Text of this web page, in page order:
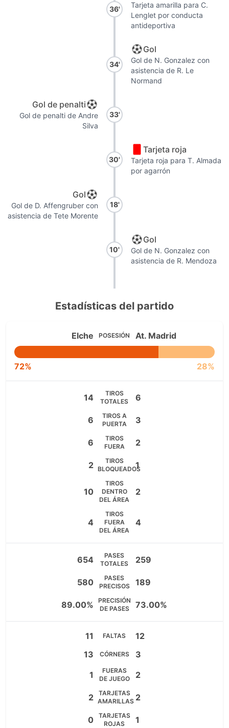
36'
Tarjeta amarilla para C.
Lenglet por conducta
antideportiva
34'
Gol
Gol de N. Gonzalez con
asistencia de R. Le
Normand
Gol de penalti
Gol de penalti de Andre
Silva
33'
30'
Tarjeta roja
Tarjeta roja para T. Almada
por agarrón
Gol
Gol de D. Affengruber con
asistencia de Tete Morente
18'
10'
Gol
Gol de N. Gonzalez con
asistencia de R. Mendoza
Estadísticas del partido
Elche POSESIÓN At. Madrid
72% 28%
14
TIROS
TOTALES
6
6
TIROS A
PUERTA
3
6
TIROS
FUERA
2
2
TIROS
BLOQUEADOS
1
10
TIROS
DENTRO
DEL ÁREA
2
4
TIROS
FUERA
DEL ÁREA
4
654
PASES
TOTALES
259
580
PASES
PRECISOS
189
89.00%
PRECISIÓN
DE PASES
73.00%
11 FALTAS
12
13
CÓRNERS
3
1
FUERAS
DE JUEGO
2
2
TARJETAS
AMARILLAS 2
0
TARJETAS
ROJAS
1